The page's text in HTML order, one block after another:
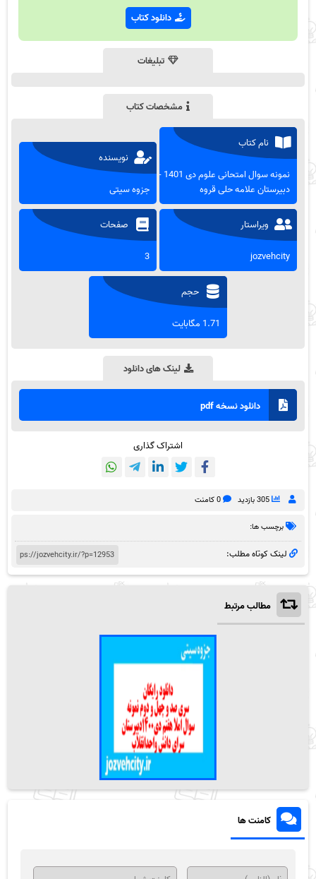
دانلود کتاب
تبلیغات
مشخصات کتاب
نام کتاب
نمونه سوال امتحانی علوم دی 1401 -
دبیرستان علامه حلی قروه
نویسنده
جزوه سیتی
ویراستار
jozvehcity
صفحات
3
حجم
1.71 مگابایت
لینک های دانلود
دانلود نسخه pdf
اشتراک گذاری
305 بازدید 0 کامنت
برچسب ها:
لینک کوتاه مطلب:
مطالب مرتبط
کامنت ها